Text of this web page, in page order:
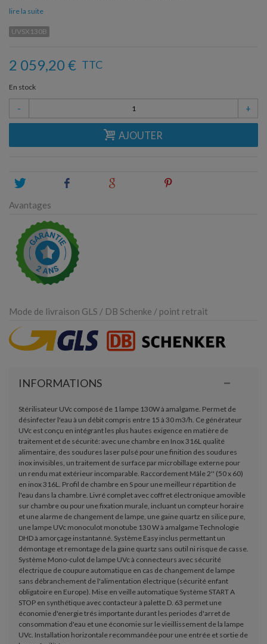
lire la suite
UVSX130B
2 059,20 € TTC
En stock
- +
AJOUTER
Tweet
Avantages
Mode de livraison GLS / DB Schenke / point retrait
INFORMATIONS
Stérilisateur UVc composé de 1 lampe 130W à amalgame. Permet de
désinfecter l'eau à un débit compris entre 15 à 30 m3/h. Ce générateur
UVc est conçu en intégrant les plus hautes exigence en matière de
traitement et de sécurité: avec une chambre en Inox 316L qualité
alimentaire, des soudures laser pulsé pour une finition des soudures
inox invisibles, un traitement de surface par microbillage externe pour
un rendu mat extérieur incomparable. Raccordement Mâle 2'' (50 x 60)
en inox 316L. Profil de chambre en S pour une meilleur répartition de
l'eau dans la chambre. Livré complet avec coffret électronique amovible
sur chambre ou pour une fixation murale, incluant un compteur horaire
et une alarme de changement de lampe, une gaine quartz en silice pure,
une lampe UVc monoculot monotube 130 W à amalgame Technologie
DHD à amorçage instantanné. Système Easy inclus permettant un
démontage et remontage de la gaine quartz sans outil ni risque de casse.
Système Mono-culot de lampe UVc à connecteurs avec sécurité
électrique de coupure automatique en cas de changement de lampe
sans débranchement de l'alimentation électrique (sécurité enfant
obligatoire en Europe). Mise en veille automatique Système START A
STOP en synthétique avec contacteur à palette D. 63 permet une
économie d'energie trés importante durant les periodes d'arret de
consommation d'eau et une économie sur le vieillissement de la lampe
UVc. Installation horizontale recommandée pour une entrée et sortie de